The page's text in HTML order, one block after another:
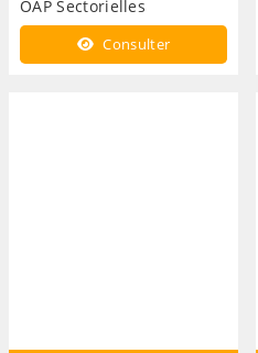
OAP Sectorielles
Consulter